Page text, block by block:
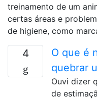
treinamento de um
certas áreas e
de higiene, como
4
O que é
quebrar
Ouvi dizer
de